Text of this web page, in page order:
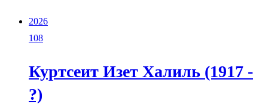
2026
108
Куртсеит Изет Халиль (1917 -
?)